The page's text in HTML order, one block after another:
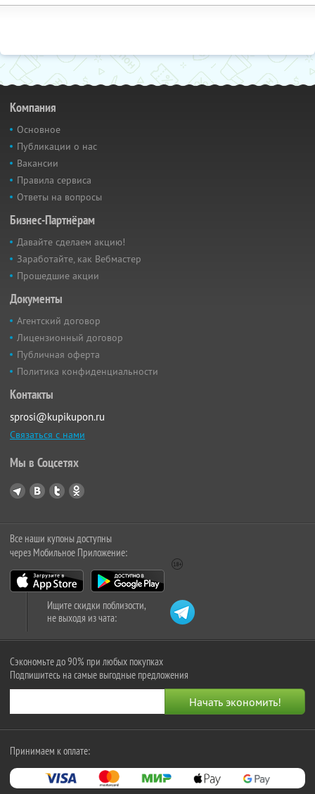
Компания
Основное
Публикации о нас
Вакансии
Правила сервиса
Ответы на вопросы
Бизнес-Партнёрам
Давайте сделаем акцию!
Заработайте, как Вебмастер
Прошедшие акции
Документы
Агентский договор
Лицензионный договор
Публичная оферта
Политика конфиденциальности
Контакты
sprosi@kupikupon.ru
Связаться с нами
Мы в Соцсетях
Все наши купоны доступны
через Мобильное Приложение:
Ищите скидки поблизости,
не выходя из чата:
Сэкономьте до 90% при любых покупках
Подпишитесь на самые выгодные предложения
Принимаем к оплате: